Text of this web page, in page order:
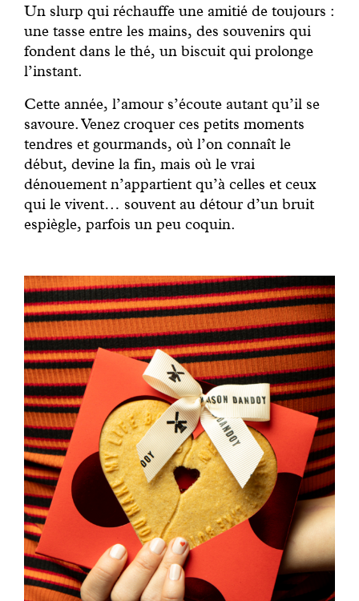
Un slurp qui réchauffe une amitié de toujours :
une tasse entre les mains, des souvenirs qui
fondent dans le thé, un biscuit qui prolonge
l’instant.
Cette année, l’amour s’écoute autant qu’il se
savoure. Venez croquer ces petits moments
tendres et gourmands, où l’on connaît le
début, devine la fin, mais où le vrai
dénouement n’appartient qu’à celles et ceux
qui le vivent… souvent au détour d’un bruit
espiègle, parfois un peu coquin.